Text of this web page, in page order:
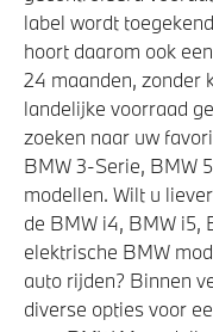
label wordt
hoort daarom ook
24 maanden, zonder
landelijke voorraad
zoeken naar uw
BMW 3-Serie, BMW
modellen. Wilt u
de BMW i4, BMW i5,
elektrische BMW
auto rijden? Binnen
diverse opties voor